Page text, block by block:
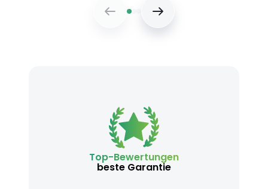
Top-Bewertungen
beste Garantie